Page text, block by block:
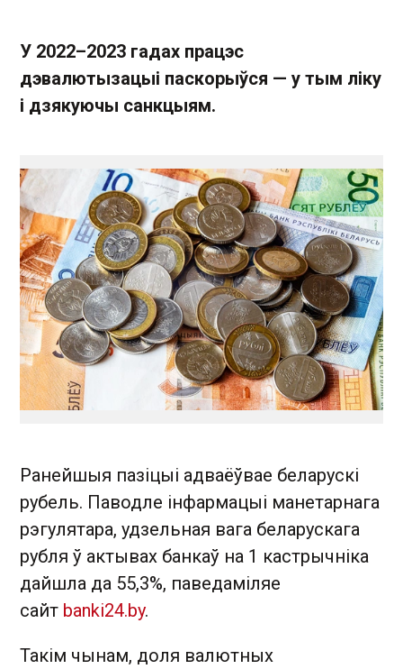
У 2022–2023 гадах працэс
дэвалютызацыі паскорыўся — у тым ліку
і дзякуючы санкцыям.
Ранейшыя пазіцыі адваёўвае беларускі
рубель. Паводле інфармацыі манетарнага
рэгулятара, удзельная вага беларускага
рубля ў актывах банкаў на 1 кастрычніка
дайшла да 55,3%, паведаміляе
сайт banki24.by.
Такім чынам, доля валютных